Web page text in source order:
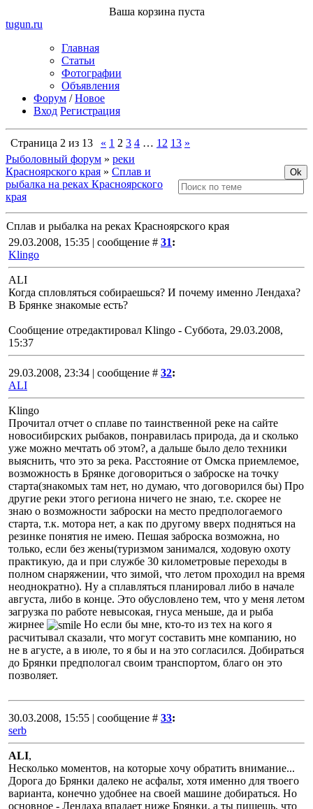
Ваша корзина пуста
tugun.ru
Главная
Статьи
Фотографии
Объявления
Форум /Новое
Вход Регистрация
Страница 2 из 13 « 1 2 3 4 … 12 13 »
Рыболовный форум » реки
Красноярского края » Сплав и
рыбалка на реках Красноярского
края
Сплав и рыбалка на реках Красноярского края
29.03.2008, 15:35 | сообщение # 31:
Klingo
ALI
Когда спловляться собираешься? И почему именно Лендаха?
В Брянке знакомые есть?
Сообщение отредактировал Klingo - Суббота, 29.03.2008,
15:37
29.03.2008, 23:34 | сообщение # 32:
ALI
Klingo
Прочитал отчет о сплаве по таинственной реке на сайте
новосибирских рыбаков, понравилась природа, да и сколько
уже можно мечтать об этом?, а дальше было дело техники
выяснить, что это за река. Расстояние от Омска приемлемое,
возможность в Брянке договориться о заброске на точку
старта(знакомых там нет, но думаю, что договорился бы) Про
другие реки этого региона ничего не знаю, т.е. скорее не
знаю о возможности заброски на место предпологаемого
старта, т.к. мотора нет, а как по другому вверх подняться на
резинке понятия не имею. Пешая заброска возможна, но
только, если без жены(туризмом занимался, ходовую охоту
практикую, да и при службе 30 километровые переходы в
полном снаряжении, что зимой, что летом проходил на время
неоднократно). Ну а сплавляться планировал либо в начале
августа, либо в конце. Это обусловлено тем, что у меня летом
загрузка по работе невысокая, гнуса меньше, да и рыба
жирнее
Но если бы мне, кто-то из тех на кого я
расчитывал сказали, что могут составить мне компанию, но
не в агусте, а в июле, то я бы и на это согласился. Добираться
до Брянки предпологал своим транспортом, благо он это
позволяет.
30.03.2008, 15:55 | сообщение # 33:
serb
ALI,
Несколько моментов, на которые хочу обратить внимание...
Дорога до Брянки далеко не асфальт, хотя именно для твоего
варианта, конечно удобнее на своей машине добираться. Но
основное - Лендаха впадает ниже Брянки, а ты пишешь, что